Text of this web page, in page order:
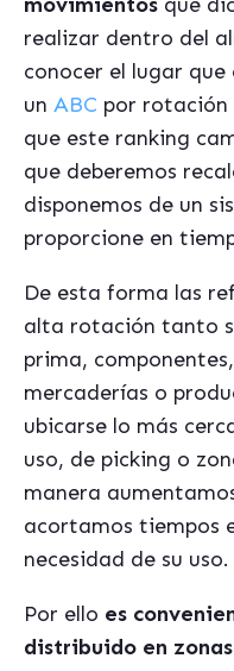
movimientos que
realizar dentro del
conocer el lugar
un ABC por rotación
que este ranking
que deberemos
disponemos de un
proporcione en
De esta forma las
alta rotación tanto
prima,
mercaderías o
ubicarse lo más
uso, de picking o
manera
acortamos tiempos
necesidad de su uso.
Por ello es
distribuido en